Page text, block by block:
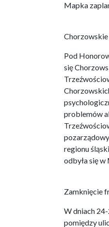
Mapka
Pod
się
problemów
regionu
odbyła się
Zamknięcie
W dniach
pomiędzy